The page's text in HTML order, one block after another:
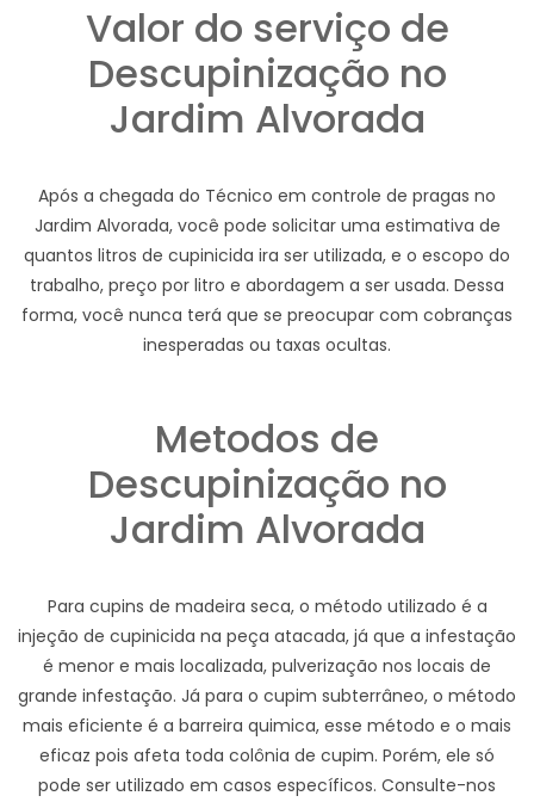
Valor do serviço de
Descupinização no
Jardim Alvorada
Após a chegada do Técnico em controle de pragas no
Jardim Alvorada, você pode solicitar uma estimativa de
quantos litros de cupinicida ira ser utilizada, e o escopo do
trabalho, preço por litro e abordagem a ser usada. Dessa
forma, você nunca terá que se preocupar com cobranças
inesperadas ou taxas ocultas.
Metodos de
Descupinização no
Jardim Alvorada
Para cupins de madeira seca, o método utilizado é a
injeção de cupinicida na peça atacada, já que a infestação
é menor e mais localizada, pulverização nos locais de
grande infestação. Já para o cupim subterrâneo, o método
mais eficiente é a barreira quimica, esse método e o mais
eficaz pois afeta toda colônia de cupim. Porém, ele só
pode ser utilizado em casos específicos. Consulte-nos